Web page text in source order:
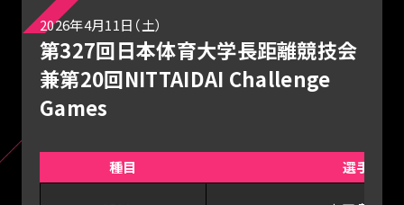
2026年4月11日（土）
第327回日本体育大学長距離競技会
兼第20回NITTAIDAI Challenge
Games
種目 選手